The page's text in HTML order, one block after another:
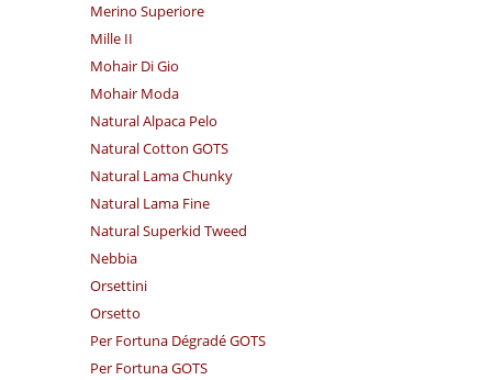
Merino Superiore
Mille II
Mohair Di Gio
Mohair Moda
Natural Alpaca Pelo
Natural Cotton GOTS
Natural Lama Chunky
Natural Lama Fine
Natural Superkid Tweed
Nebbia
Orsettini
Orsetto
Per Fortuna Dégradé GOTS
Per Fortuna GOTS